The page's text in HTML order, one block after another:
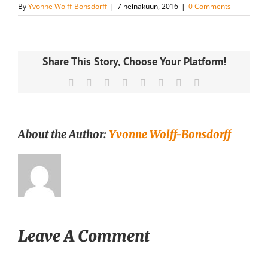
ByYvonne Wolff-Bonsdorff | 7 heinäkuun, 2016 | 0 Comments
Share This Story, Choose Your Platform!
Facebook Reddit LinkedIn
TumblrPinterest
About the Author:Yvonne Wolff-Bonsdorff
Leave A Comment